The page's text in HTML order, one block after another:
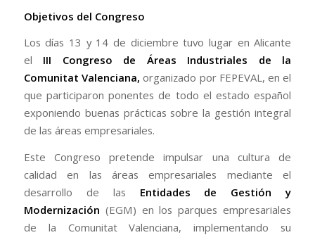
Objetivos del Congreso
Los días 13 y 14 de diciembre tuvo lugar en Alicante
el III Congreso de Áreas Industriales de la
Comunitat Valenciana, organizado por FEPEVAL, en el
que participaron ponentes de todo el estado español
exponiendo buenas prácticas sobre la gestión integral
de las áreas empresariales.
Este Congreso pretende impulsar una cultura de
calidad en las áreas empresariales mediante el
desarrollo de las Entidades de Gestión y
Modernización (EGM) en los parques empresariales
de la Comunitat Valenciana, implementando su